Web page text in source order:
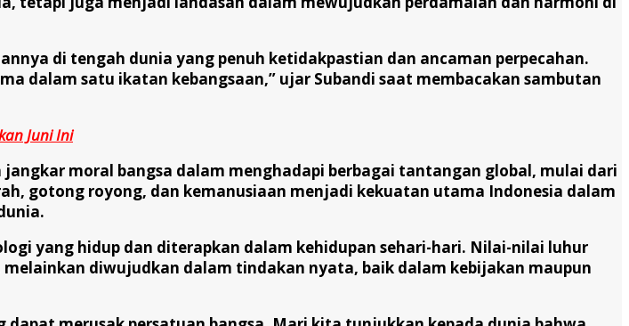
di tengah dunia yang penuh ketidakpastian dan ancaman perpecahan.
dalam satu ikatan kebangsaan,” ujar Subandi saat membacakan sambutan
Juni Ini
moral bangsa dalam menghadapi berbagai tantangan global, mulai dari
gotong royong, dan kemanusiaan menjadi kekuatan utama Indonesia dalam
yang hidup dan diterapkan dalam kehidupan sehari-hari. Nilai-nilai luhur
diwujudkan dalam tindakan nyata, baik dalam kebijakan maupun